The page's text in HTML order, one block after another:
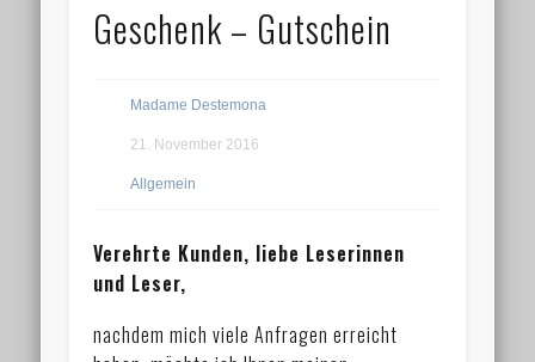
Geschenk – Gutschein
Madame Destemona
21. November 2016
Allgemein
Verehrte Kunden, liebe Leserinnen
und Leser,
nachdem mich viele Anfragen erreicht